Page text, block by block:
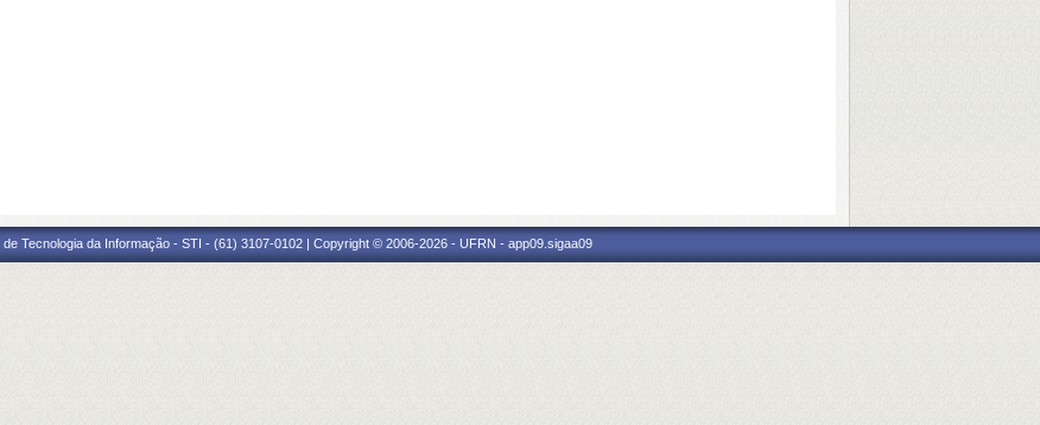
de Tecnologia da Informação - STI - (61) 3107-0102 | Copyright © 2006-2026 - UFRN - app09.sigaa09